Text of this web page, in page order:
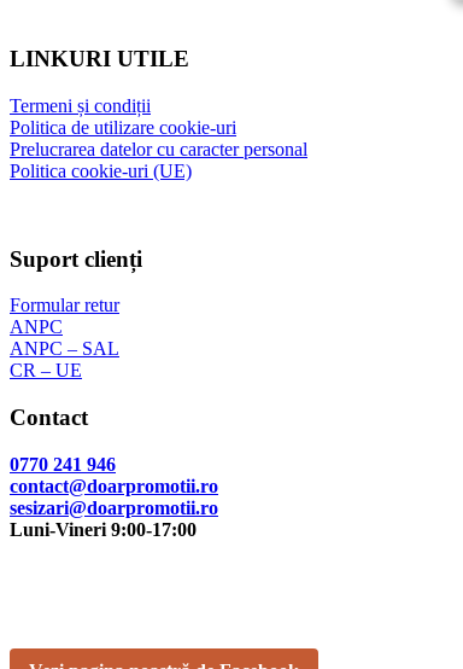
LINKURI UTILE
Termeni și condiții
Politica de utilizare cookie-uri
Prelucrarea datelor cu caracter personal
Politica cookie-uri (UE)
Suport clienți
Formular retur
ANPC
ANPC – SAL
CR – UE
Contact
0770 241 946
contact@doarpromotii.ro
sesizari@doarpromotii.ro
Luni-Vineri 9:00-17:00